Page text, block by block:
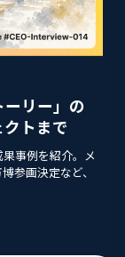
リー」の
トまで
事例を紹介。メ
参画決定など、